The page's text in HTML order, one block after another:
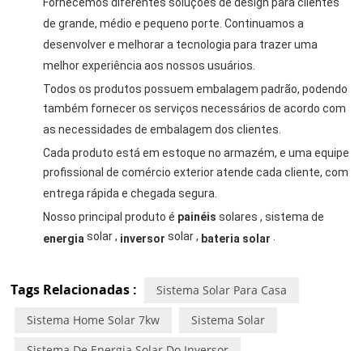
Fornecemos diferentes soluções de design para clientes
de grande, médio e pequeno porte. Continuamos a
desenvolver e melhorar a tecnologia para trazer uma
melhor experiência aos nossos usuários.
Todos os produtos possuem embalagem padrão, podendo
também fornecer os serviços necessários de acordo com
as necessidades de embalagem dos clientes.
Cada produto está em estoque no armazém, e uma equipe
profissional de comércio exterior atende cada cliente, com
entrega rápida e chegada segura.
Nosso principal produto é painéissolares , sistema de
energiasolar , inversorsolar , bateria solar .
Tags Relacionadas :
Sistema Solar Para Casa
Sistema Home Solar 7kw
Sistema Solar